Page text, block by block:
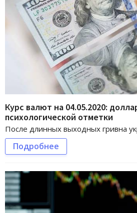
Курс валют на 04.05.2020:
психологической отметки
После длинных выходных гривна
Подробнее